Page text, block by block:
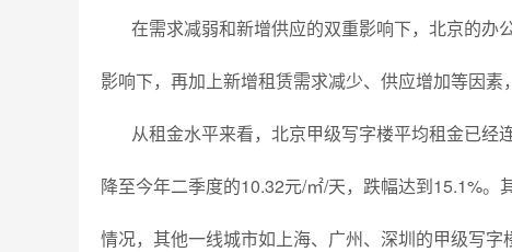
在需求减弱和新增供应的双重影响下，北京的办
影响下，再加上新增租赁需求减少、供应增加等因素
从租金水平来看，北京甲级写字楼平均租金已经
降至今年二季度的10.32元/㎡/天，跌幅达到15.1%
情况，其他一线城市如上海、广州、深圳的甲级写